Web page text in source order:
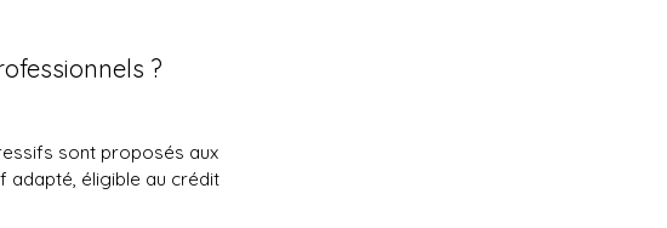
?
sont proposés aux
adapté, éligible au crédit